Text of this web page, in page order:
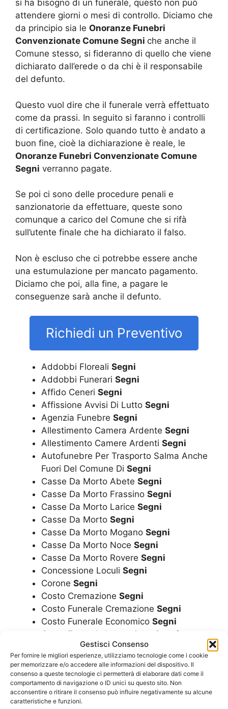
Gestisci Consenso
Per fornire le migliori esperienze, utilizziamo tecnologie come i cookie
per memorizzare e/o accedere alle informazioni del dispositivo. Il
consenso a queste tecnologie ci permetterà di elaborare dati come il
comportamento di navigazione o ID unici su questo sito. Non
acconsentire o ritirare il consenso può influire negativamente su alcune
caratteristiche e funzioni.
si ha bisogno di un funerale, questo non può
attendere giorni o mesi di controllo. Diciamo che
da principio sia le Onoranze Funebri
Convenzionate Comune Segni che anche il
Comune stesso, si fideranno di quello che viene
dichiarato dall’erede o da chi è il responsabile
del defunto.
Questo vuol dire che il funerale verrà effettuato
come da prassi. In seguito si faranno i controlli
di certificazione. Solo quando tutto è andato a
buon fine, cioè la dichiarazione è reale, le
Onoranze Funebri Convenzionate Comune
Segni verranno pagate.
Se poi ci sono delle procedure penali e
sanzionatorie da effettuare, queste sono
comunque a carico del Comune che si rifà
sull’utente finale che ha dichiarato il falso.
Non è escluso che ci potrebbe essere anche
una estumulazione per mancato pagamento.
Diciamo che poi, alla fine, a pagare le
conseguenze sarà anche il defunto.
Richiedi un Preventivo
Addobbi Floreali Segni
Addobbi Funerari Segni
Affido Ceneri Segni
Affissione Avvisi Di Lutto Segni
Agenzia Funebre Segni
Allestimento Camera Ardente Segni
Allestimento Camere Ardenti Segni
Autofunebre Per Trasporto Salma Anche
Fuori Del Comune Di Segni
Casse Da Morto Abete Segni
Casse Da Morto Frassino Segni
Casse Da Morto Larice Segni
Casse Da Morto Segni
Casse Da Morto Mogano Segni
Casse Da Morto Noce Segni
Casse Da Morto Rovere Segni
Concessione Loculi Segni
Corone Segni
Costo Cremazione Segni
Costo Funerale Cremazione Segni
Costo Funerale Economico Segni
Costo Funerale Inumazione
Segni
Costo FuneraleSegni
Costo Funerale TumulazioneSegni
CremazioneSegni
CremazioniSegni